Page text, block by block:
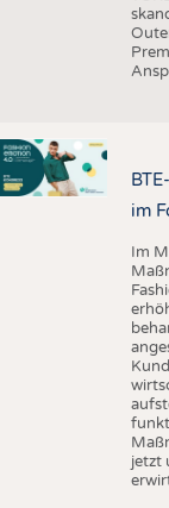
PUBLIKATIONEN
im
Im
jetzt